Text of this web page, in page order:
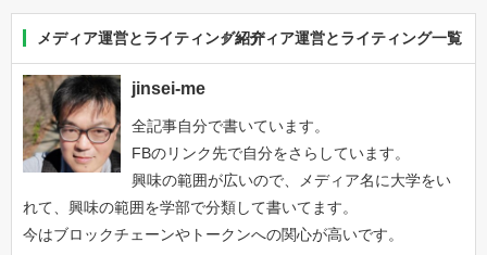
メディア運営とライティング紹介メディア運営とライティング一覧
jinsei-me
全記事自分で書いています。
FBのリンク先で自分をさらしています。
興味の範囲が広いので、メディア名に大学をい
れて、興味の範囲を学部で分類して書いてます。
今はブロックチェーンやトークンへの関心が高いです。